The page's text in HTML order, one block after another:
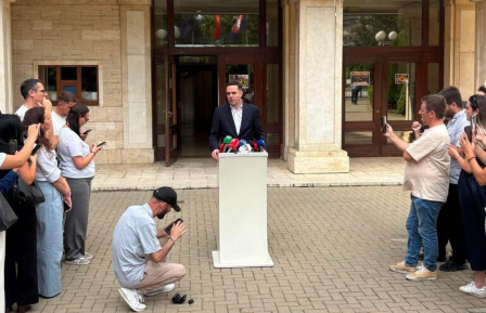
Kosovës, mirëpo vijmë sërish tek problemi i zgjedhjes së
presidentit, kjo është një formulë tashmë e sprovuar dhe
me metoda të njëjta nuk mund të kemi rezultate të tjera.
Andaj kjo do të shpjerë të pashmangshëm drejt
shpërndarjes së Kuvendit. Marrëveshjen politike nuk e
kemi ende. Pritjet janë të ndryshme, qëndrimet nuk
përputhen dhe është bindja ime që ka një dallim drastik
midis rezultatit zgjedhor dhe kërkesave të Lidhjes
Demokratike të Kosovës”, deklaroi Kurti pas takimit me
Abdixhikun. /Ekonomia Online/